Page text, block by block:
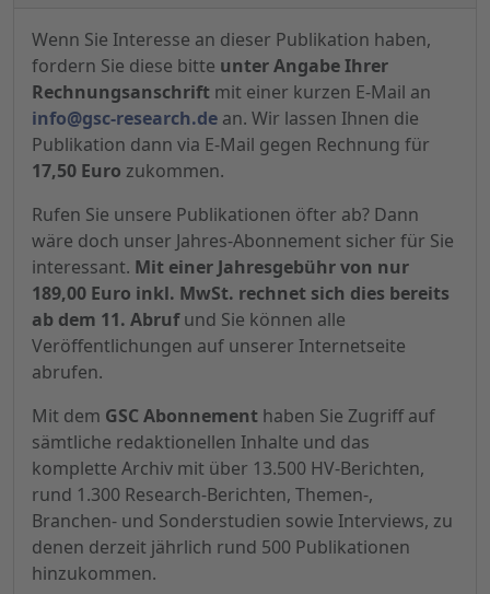
Wenn Sie Interesse an dieser Publikation haben,
fordern Sie diese bitte unter Angabe Ihrer
Rechnungsanschrift mit einer kurzen E-Mail an
info@gsc-research.de an. Wir lassen Ihnen die
Publikation dann via E-Mail gegen Rechnung für
17,50 Euro zukommen.
Rufen Sie unsere Publikationen öfter ab? Dann
wäre doch unser Jahres-Abonnement sicher für Sie
interessant. Mit einer Jahresgebühr von nur
189,00 Euro inkl. MwSt. rechnet sich dies bereits
ab dem 11. Abrufund Sie können alle
Veröffentlichungen auf unserer Internetseite
abrufen.
Mit dem GSC Abonnement haben Sie Zugriff auf
sämtliche redaktionellen Inhalte und das
komplette Archiv mit über 13.500 HV-Berichten,
rund 1.300 Research-Berichten, Themen-,
Branchen- und Sonderstudien sowie Interviews, zu
denen derzeit jährlich rund 500 Publikationen
hinzukommen.